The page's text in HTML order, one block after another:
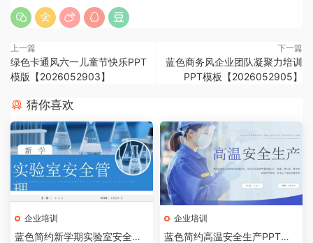
上一篇
绿色卡通风六一儿童节快乐PPT
模版【2026052903】
下一篇
蓝色商务风企业团队凝聚力培训
PPT模板【2026052905】
猜你喜欢
企业培训
蓝色简约新学期实验室安全管
企业培训
蓝色简约高温安全生产PPT模